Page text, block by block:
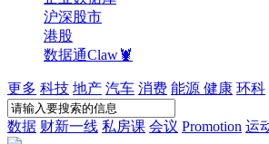
沪深股市
港股
数据通Claw🦞
更多 科技 地产 汽车 消费 能源 健康 环科
数据 财新一线 私房课 会议 Promotion 运